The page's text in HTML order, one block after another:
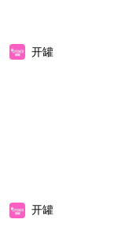
开罐
开罐